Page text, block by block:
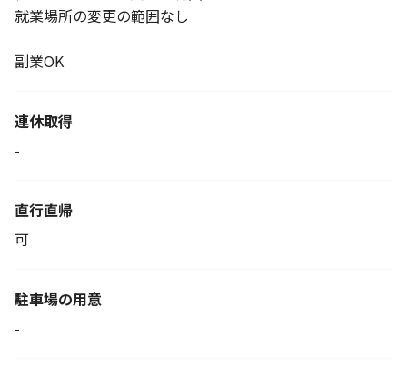
就業場所の変更の範囲なし
副業OK
連休取得
-
直行直帰
可
駐車場の用意
-